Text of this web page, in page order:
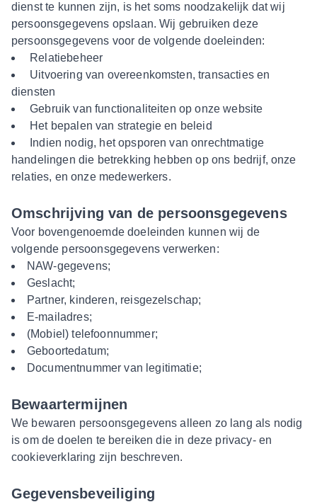
dienst te kunnen zijn, is het soms noodzakelijk dat wij
persoonsgegevens opslaan. Wij gebruiken deze
persoonsgegevens voor de volgende doeleinden:
Relatiebeheer
Uitvoering van overeenkomsten, transacties en
diensten
Gebruik van functionaliteiten op onze website
Het bepalen van strategie en beleid
Indien nodig, het opsporen van onrechtmatige
handelingen die betrekking hebben op ons bedrijf, onze
relaties, en onze medewerkers.
Omschrijving van de persoonsgegevens
Voor bovengenoemde doeleinden kunnen wij de
volgende persoonsgegevens verwerken:
NAW-gegevens;
Geslacht;
Partner, kinderen, reisgezelschap;
E-mailadres;
(Mobiel) telefoonnummer;
Geboortedatum;
Documentnummer van legitimatie;
Bewaartermijnen
We bewaren persoonsgegevens alleen zo lang als nodig
is om de doelen te bereiken die in deze privacy- en
cookieverklaring zijn beschreven.
Gegevensbeveiliging